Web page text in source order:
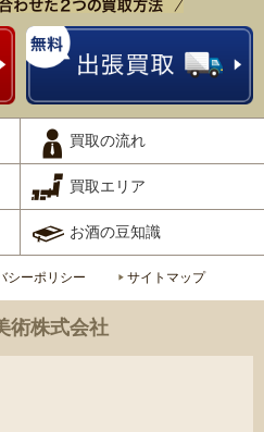
買取の流れ
買取エリア
お酒の豆知識
シーポリシー サイトマップ
術株式会社